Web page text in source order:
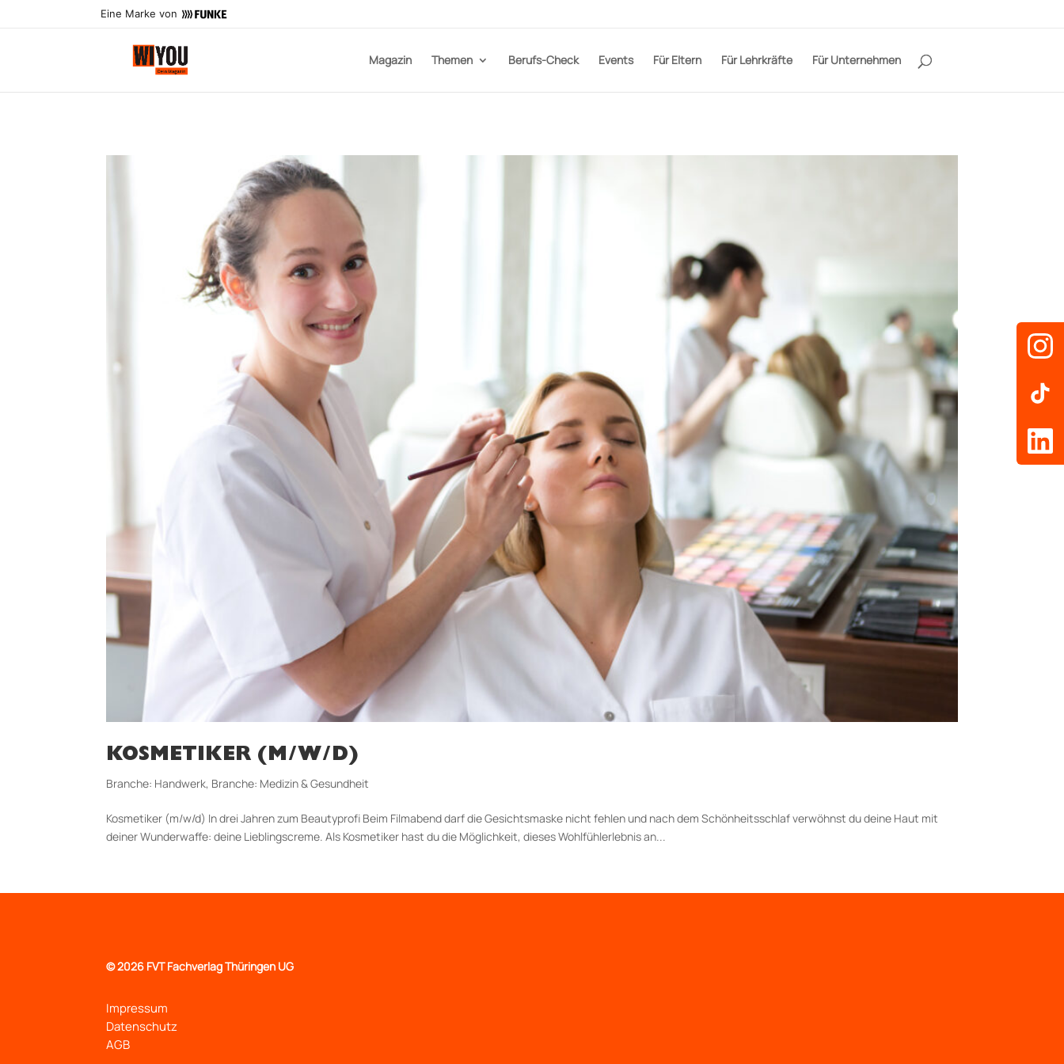
Eine Marke von
Magazin Themen Berufs-Check Events Für Eltern Für Lehrkräfte Für Unternehmen
KOSMETIKER (M/W/D)
Branche: Handwerk, Branche: Medizin & Gesundheit
Kosmetiker (m/w/d) In drei Jahren zum Beautyprofi Beim Filmabend darf die Gesichtsmaske nicht fehlen und nach dem Schönheitsschlaf verwöhnst du deine Haut mit
deiner Wunderwaffe: deine Lieblingscreme. Als Kosmetiker hast du die Möglichkeit, dieses Wohlfühlerlebnis an...
©2026 FVT Fachverlag Thüringen UG
Impressum
Datenschutz
AGB